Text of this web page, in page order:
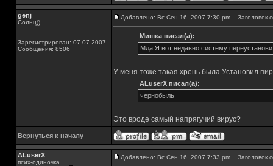
genj
Солнц))
Зарегистрирован: 07.07.2007
Сообщения: 8506
Добавлено: Вс Сен 16, 2007 7:30 pm Заголовок
Мишка писал(а):
Мда.Я вот недавно систему
У меня тоже такая хрень была.Установил
ALuserX писал(а):
чернобыль
Это вроде самый напрягучий вирус?
Вернуться к началу
ALuserX
псих-одиночка
Добавлено: Вс Сен 16, 2007 7:33 pm Заголовок